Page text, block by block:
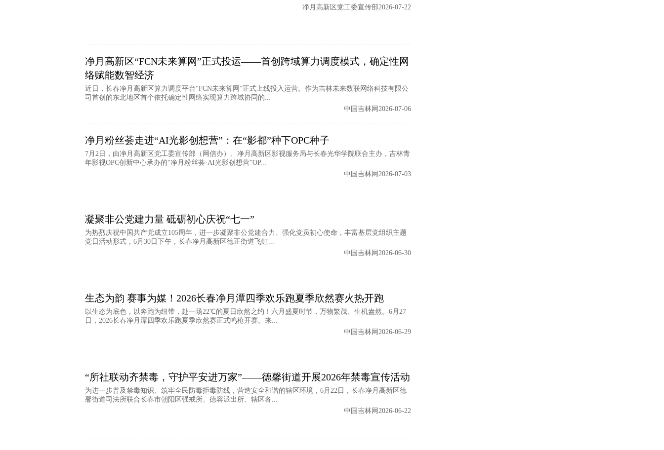
净月高新区党工委宣传部2026-07-22
净月高新区“FCN未来算网”正式投运——首创跨域算力调度模式，确定性网
络赋能数智经济
近日，长春净月高新区算力调度平台“FCN未来算网”正式上线投入运营。作为吉林未来数联网络科技有限公
司首创的东北地区首个依托确定性网络实现算力跨域协同的...
中国吉林网2026-07-06
净月粉丝荟走进“AI光影创想营”：在“影都”种下OPC种子
7月2日，由净月高新区党工委宣传部（网信办）、净月高新区影视服务局与长春光华学院联合主办，吉林青
年影视OPC创新中心承办的“净月粉丝荟·AI光影创想营”OP...
中国吉林网2026-07-03
凝聚非公党建力量 砥砺初心庆祝“七一”
为热烈庆祝中国共产党成立105周年，进一步凝聚非公党建合力、强化党员初心使命，丰富基层党组织主题
党日活动形式，6月30日下午，长春净月高新区德正街道飞虹...
中国吉林网2026-06-30
生态为韵 赛事为媒！2026长春净月潭四季欢乐跑夏季欣然赛火热开跑
以生态为底色，以奔跑为纽带，赴一场22℃的夏日欣然之约！六月盛夏时节，万物繁茂、生机盎然。6月27
日，2026长春净月潭四季欢乐跑夏季欣然赛正式鸣枪开赛。来...
中国吉林网2026-06-29
“所社联动齐禁毒，守护平安进万家”——德馨街道开展2026年禁毒宣传活动
为进一步普及禁毒知识、筑牢全民防毒拒毒防线，营造安全和谐的辖区环境，6月22日，长春净月高新区德
馨街道司法所联合长春市朝阳区强戒所、德容派出所、辖区各...
中国吉林网2026-06-22